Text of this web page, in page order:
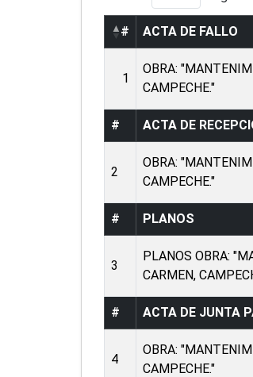
# ACTA DE FALLO
1
OBRA:
CAMPECHE."
# ACTA DE
2
OBRA:
CAMPECHE."
# PLANOS
3
PLANOS OBRA:
CARMEN,
# ACTA DE JUNTA
4
OBRA:
CAMPECHE."